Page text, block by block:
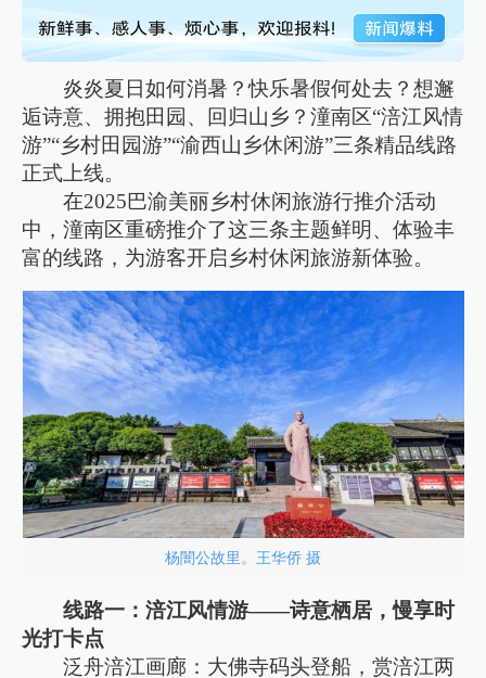
炎炎夏日如何消暑？快乐暑假何处去？想邂
逅诗意、拥抱田园、回归山乡？潼南区“涪江风情
游”“乡村田园游”“渝西山乡休闲游”三条精品线路
正式上线。
在2025巴渝美丽乡村休闲旅游行推介活动
中，潼南区重磅推介了这三条主题鲜明、体验丰
富的线路，为游客开启乡村休闲旅游新体验。
杨闇公故里。王华侨 摄
线路一：涪江风情游——诗意栖居，慢享时
光打卡点
泛舟涪江画廊：大佛寺码头登船，赏涪江两